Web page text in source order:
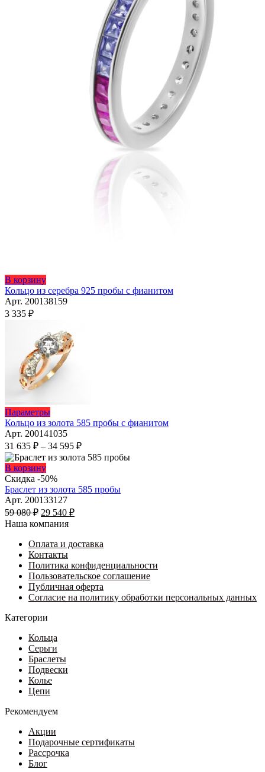
В корзинуЭтот
товар
имеет
Опции
можно
выбрать
на
странице
товара.
Кольцо из серебра 925 пробы с фианитом
Арт. 200138159
3 335 ₽
ПараметрыЭтот
товар
имеет
несколько
вариаций.
можно
выбрать
на
странице
товара.
Кольцо из золота 585 пробы с фианитом
Арт. 200141035
31 635 ₽ – 34 595 ₽Диапазон
цен:
–
В корзинуЭтот
товар
имеет
несколько
вариаций.
Опции
выбрать
на
странице
товара.
Скидка -50%
Браслет из золота 585 пробы
Арт. 200133127
59 080₽ Первоначальная
цена
59
080 ₽.
29 540 ₽Текущая
540 ₽.
Наша компания
Оплата и доставка
Контакты
Политика конфиденциальности
Пользовательское соглашение
Публичная оферта
Согласие на политику обработки персональных данных
Категории
Кольца
Серьги
Браслеты
Подвески
Колье
Цепи
Рекомендуем
Акции
Подарочные сертификаты
Рассрочка
Блог